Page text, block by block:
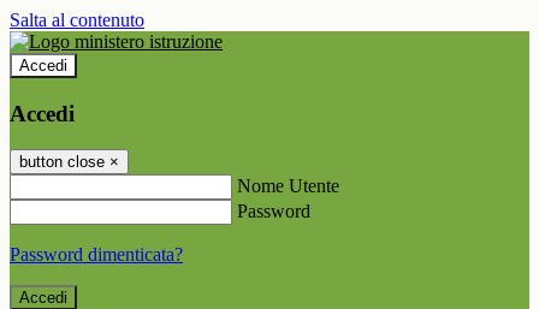
Salta al contenuto
Accedi
Accedi
button close ×
Nome Utente
Password
Password dimenticata?